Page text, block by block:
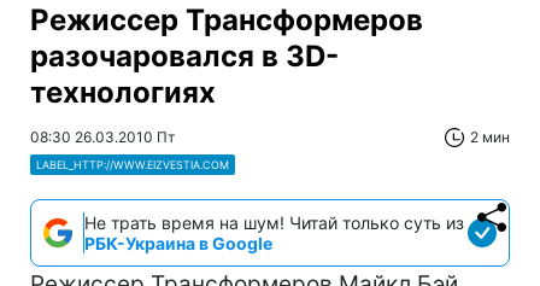
Режиссер Трансформеров
разочаровался в 3D-
технологиях
08:30 26.03.2010 Пт 2 мин
LABEL_HTTP://WWW.EIZVESTIA.COM
Не трать время на шум! Читай только суть из
РБК-Украина в Google